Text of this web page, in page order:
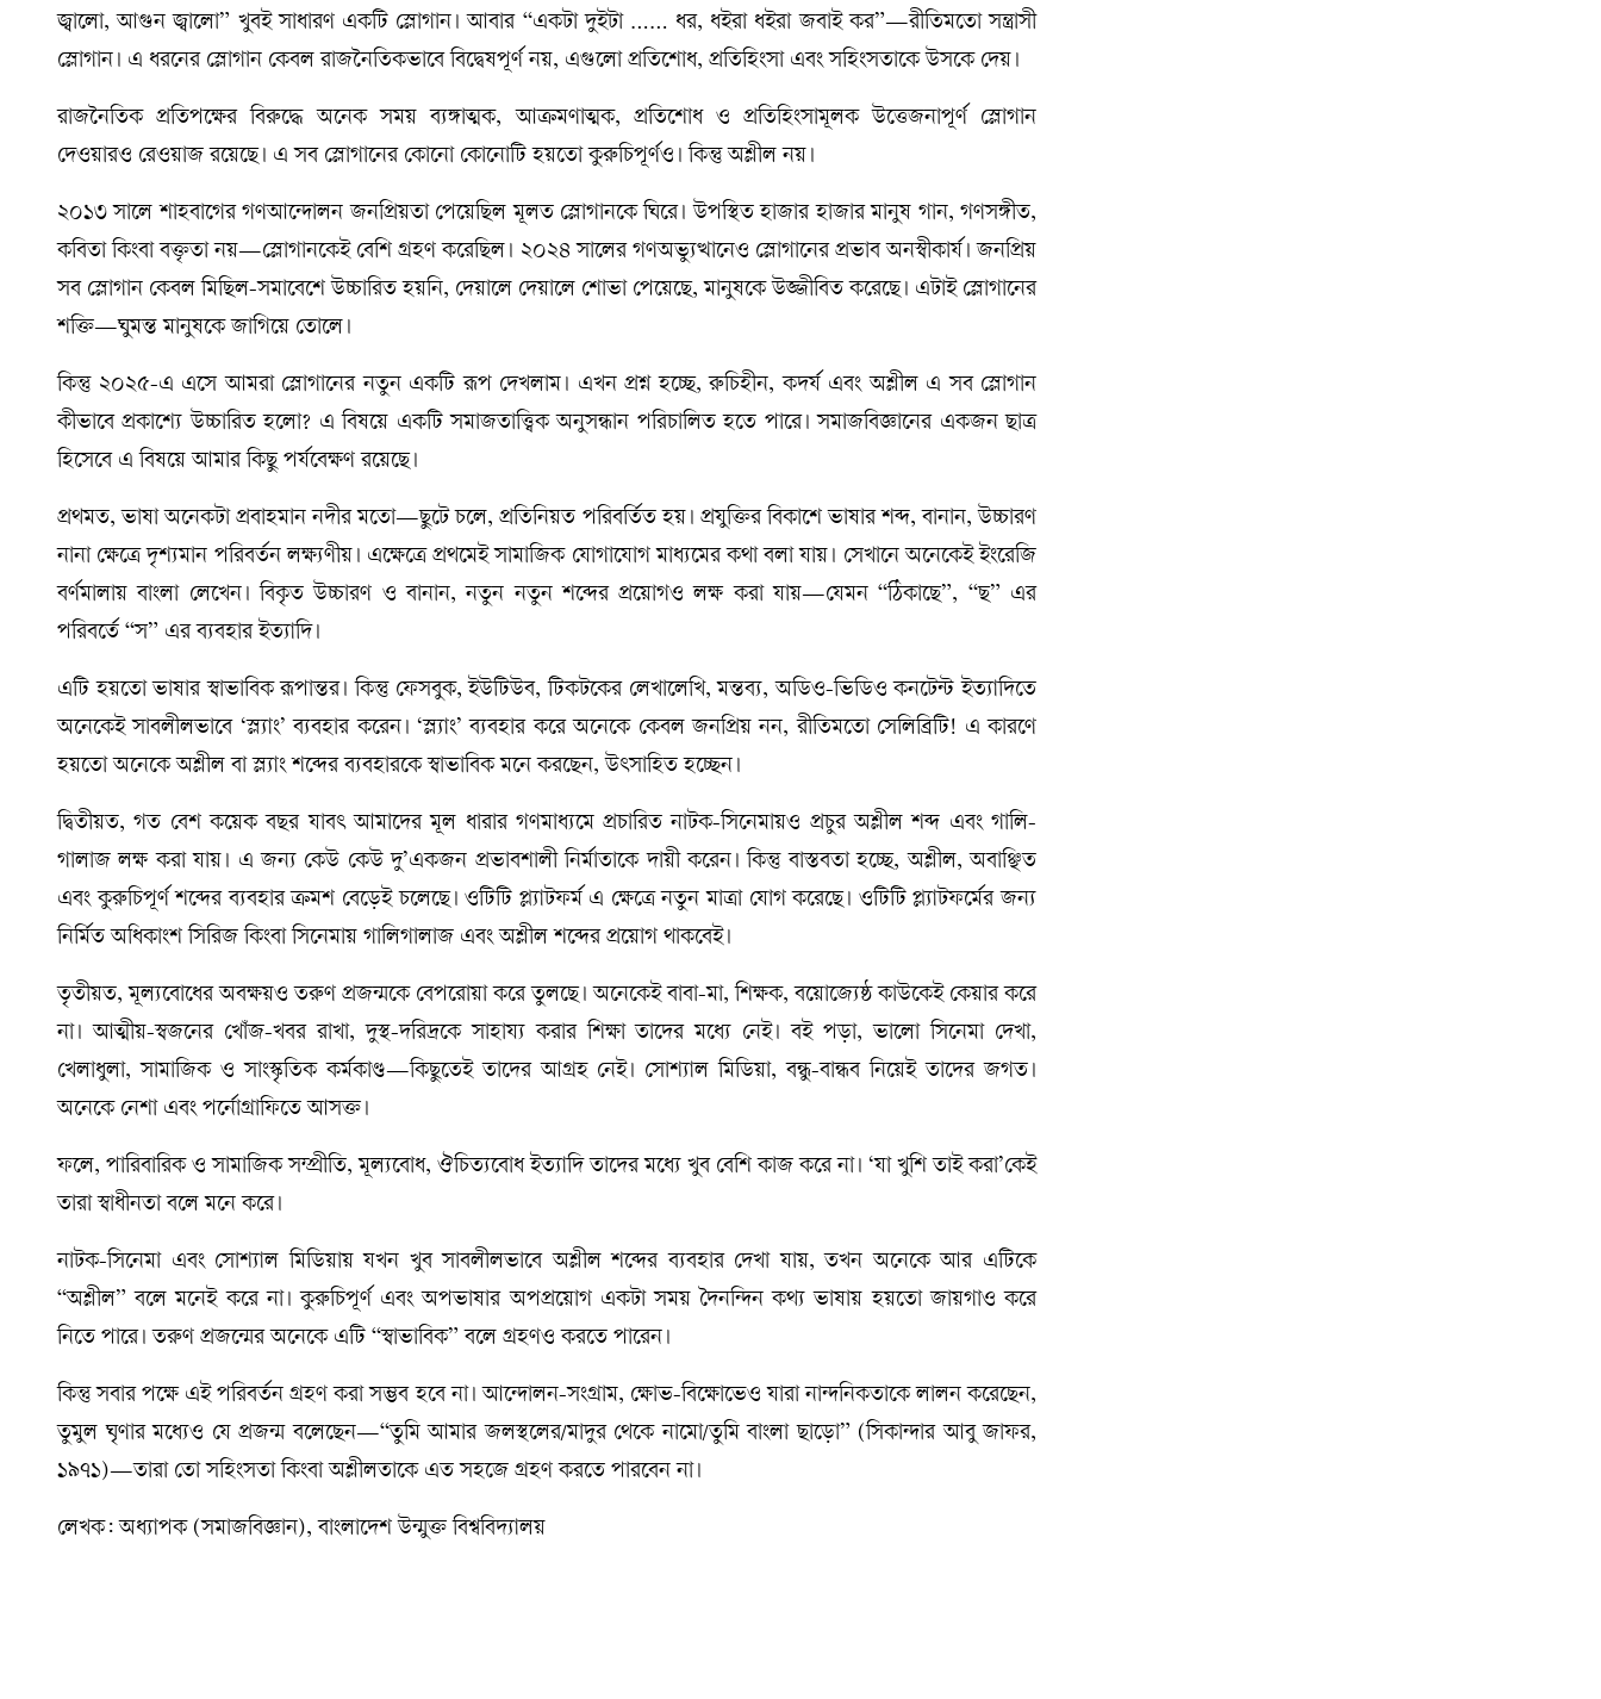
জ্বালো, আগুন জ্বালো” খুবই সাধারণ একটি স্লোগান। আবার “একটা দুইটা …… ধর, ধইরা ধইরা জবাই কর”—রীতিমতো সন্ত্রাসী
স্লোগান। এ ধরনের স্লোগান কেবল রাজনৈতিকভাবে বিদ্বেষপূর্ণ নয়, এগুলো প্রতিশোধ, প্রতিহিংসা এবং সহিংসতাকে উসকে দেয়।
রাজনৈতিক প্রতিপক্ষের বিরুদ্ধে অনেক সময় ব্যঙ্গাত্মক, আক্রমণাত্মক, প্রতিশোধ ও প্রতিহিংসামূলক উত্তেজনাপূর্ণ স্লোগান
দেওয়ারও রেওয়াজ রয়েছে। এ সব স্লোগানের কোনো কোনোটি হয়তো কুরুচিপূর্ণও। কিন্তু অশ্লীল নয়।
২০১৩ সালে শাহবাগের গণআন্দোলন জনপ্রিয়তা পেয়েছিল মূলত স্লোগানকে ঘিরে। উপস্থিত হাজার হাজার মানুষ গান, গণসঙ্গীত,
কবিতা কিংবা বক্তৃতা নয়—স্লোগানকেই বেশি গ্রহণ করেছিল। ২০২৪ সালের গণঅভ্যুত্থানেও স্লোগানের প্রভাব অনস্বীকার্য। জনপ্রিয়
সব স্লোগান কেবল মিছিল-সমাবেশে উচ্চারিত হয়নি, দেয়ালে দেয়ালে শোভা পেয়েছে, মানুষকে উজ্জীবিত করেছে। এটাই স্লোগানের
শক্তি—ঘুমন্ত মানুষকে জাগিয়ে তোলে।
কিন্তু ২০২৫-এ এসে আমরা স্লোগানের নতুন একটি রূপ দেখলাম। এখন প্রশ্ন হচ্ছে, রুচিহীন, কদর্য এবং অশ্লীল এ সব স্লোগান
কীভাবে প্রকাশ্যে উচ্চারিত হলো? এ বিষয়ে একটি সমাজতাত্ত্বিক অনুসন্ধান পরিচালিত হতে পারে। সমাজবিজ্ঞানের একজন ছাত্র
হিসেবে এ বিষয়ে আমার কিছু পর্যবেক্ষণ রয়েছে।
প্রথমত, ভাষা অনেকটা প্রবাহমান নদীর মতো—ছুটে চলে, প্রতিনিয়ত পরিবর্তিত হয়। প্রযুক্তির বিকাশে ভাষার শব্দ, বানান, উচ্চারণ
নানা ক্ষেত্রে দৃশ্যমান পরিবর্তন লক্ষ্যণীয়। এক্ষেত্রে প্রথমেই সামাজিক যোগাযোগ মাধ্যমের কথা বলা যায়। সেখানে অনেকেই ইংরেজি
বর্ণমালায় বাংলা লেখেন। বিকৃত উচ্চারণ ও বানান, নতুন নতুন শব্দের প্রয়োগও লক্ষ করা যায়—যেমন “ঠিকাছে”, “ছ” এর
পরিবর্তে “স” এর ব্যবহার ইত্যাদি।
এটি হয়তো ভাষার স্বাভাবিক রূপান্তর। কিন্তু ফেসবুক, ইউটিউব, টিকটকের লেখালেখি, মন্তব্য, অডিও-ভিডিও কনটেন্ট ইত্যাদিতে
অনেকেই সাবলীলভাবে ‘স্ল্যাং’ ব্যবহার করেন। ‘স্ল্যাং’ ব্যবহার করে অনেকে কেবল জনপ্রিয় নন, রীতিমতো সেলিব্রিটি! এ কারণে
হয়তো অনেকে অশ্লীল বা স্ল্যাং শব্দের ব্যবহারকে স্বাভাবিক মনে করছেন, উৎসাহিত হচ্ছেন।
দ্বিতীয়ত, গত বেশ কয়েক বছর যাবৎ আমাদের মূল ধারার গণমাধ্যমে প্রচারিত নাটক-সিনেমায়ও প্রচুর অশ্লীল শব্দ এবং গালি-
গালাজ লক্ষ করা যায়। এ জন্য কেউ কেউ দু’একজন প্রভাবশালী নির্মাতাকে দায়ী করেন। কিন্তু বাস্তবতা হচ্ছে, অশ্লীল, অবাঞ্ছিত
এবং কুরুচিপূর্ণ শব্দের ব্যবহার ক্রমশ বেড়েই চলেছে। ওটিটি প্ল্যাটফর্ম এ ক্ষেত্রে নতুন মাত্রা যোগ করেছে। ওটিটি প্ল্যাটফর্মের জন্য
নির্মিত অধিকাংশ সিরিজ কিংবা সিনেমায় গালিগালাজ এবং অশ্লীল শব্দের প্রয়োগ থাকবেই।
তৃতীয়ত, মূল্যবোধের অবক্ষয়ও তরুণ প্রজন্মকে বেপরোয়া করে তুলছে। অনেকেই বাবা-মা, শিক্ষক, বয়োজ্যেষ্ঠ কাউকেই কেয়ার করে
না। আত্মীয়-স্বজনের খোঁজ-খবর রাখা, দুস্থ-দরিদ্রকে সাহায্য করার শিক্ষা তাদের মধ্যে নেই। বই পড়া, ভালো সিনেমা দেখা,
খেলাধুলা, সামাজিক ও সাংস্কৃতিক কর্মকাণ্ড—কিছুতেই তাদের আগ্রহ নেই। সোশ্যাল মিডিয়া, বন্ধু-বান্ধব নিয়েই তাদের জগত।
অনেকে নেশা এবং পর্নোগ্রাফিতে আসক্ত।
ফলে, পারিবারিক ও সামাজিক সম্প্রীতি, মূল্যবোধ, ঔচিত্যবোধ ইত্যাদি তাদের মধ্যে খুব বেশি কাজ করে না। ‘যা খুশি তাই করা’কেই
তারা স্বাধীনতা বলে মনে করে।
নাটক-সিনেমা এবং সোশ্যাল মিডিয়ায় যখন খুব সাবলীলভাবে অশ্লীল শব্দের ব্যবহার দেখা যায়, তখন অনেকে আর এটিকে
“অশ্লীল” বলে মনেই করে না। কুরুচিপূর্ণ এবং অপভাষার অপপ্রয়োগ একটা সময় দৈনন্দিন কথ্য ভাষায় হয়তো জায়গাও করে
নিতে পারে। তরুণ প্রজন্মের অনেকে এটি “স্বাভাবিক” বলে গ্রহণও করতে পারেন।
কিন্তু সবার পক্ষে এই পরিবর্তন গ্রহণ করা সম্ভব হবে না। আন্দোলন-সংগ্রাম, ক্ষোভ-বিক্ষোভেও যারা নান্দনিকতাকে লালন করেছেন,
তুমুল ঘৃণার মধ্যেও যে প্রজন্ম বলেছেন—“তুমি আমার জলস্থলের/মাদুর থেকে নামো/তুমি বাংলা ছাড়ো” (সিকান্দার আবু জাফর,
১৯৭১)—তারা তো সহিংসতা কিংবা অশ্লীলতাকে এত সহজে গ্রহণ করতে পারবেন না।
লেখক: অধ্যাপক (সমাজবিজ্ঞান), বাংলাদেশ উন্মুক্ত বিশ্ববিদ্যালয়